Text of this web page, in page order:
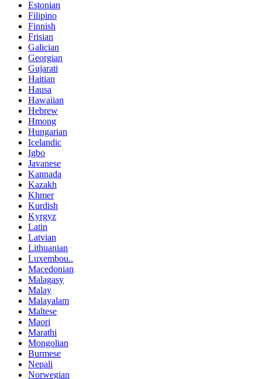
Estonian
Filipino
Finnish
Frisian
Galician
Georgian
Gujarati
Haitian
Hausa
Hawaiian
Hebrew
Hmong
Hungarian
Icelandic
Igbo
Javanese
Kannada
Kazakh
Khmer
Kurdish
Kyrgyz
Latin
Latvian
Lithuanian
Luxembou..
Macedonian
Malagasy
Malay
Malayalam
Maltese
Maori
Marathi
Mongolian
Burmese
Nepali
Norwegian